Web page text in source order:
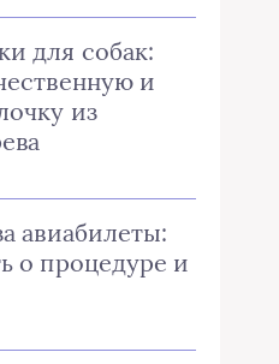
для собак:
и
из
авиабилеты:
о процедуре и